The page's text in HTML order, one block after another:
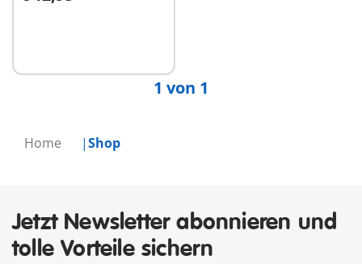
Home Shop
1 von 1
Jetzt Newsletter abonnieren und
tolle Vorteile sichern